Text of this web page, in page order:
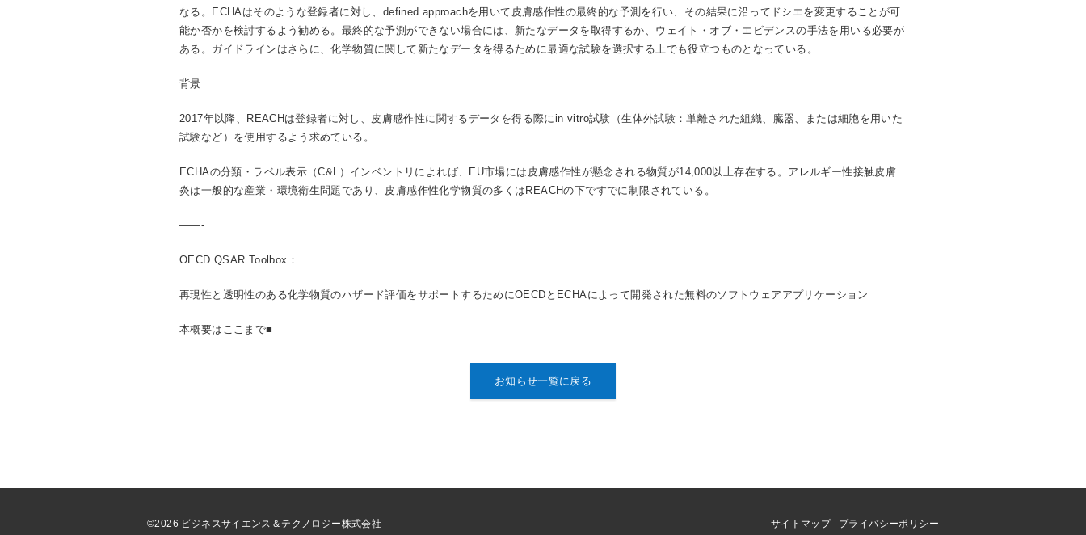
なる。ECHAはそのような登録者に対し、defined approachを用いて皮膚感作性の最終的な予測を行い、その結果に沿ってドシエを変更することが可
能か否かを検討するよう勧める。最終的な予測ができない場合には、新たなデータを取得するか、ウェイト・オブ・エビデンスの手法を用いる必要が
ある。ガイドラインはさらに、化学物質に関して新たなデータを得るために最適な試験を選択する上でも役立つものとなっている。
背景
2017年以降、REACHは登録者に対し、皮膚感作性に関するデータを得る際にin vitro試験（生体外試験：単離された組織、臓器、または細胞を用いた
試験など）を使用するよう求めている。
ECHAの分類・ラベル表示（C&L）インベントリによれば、EU市場には皮膚感作性が懸念される物質が14,000以上存在する。アレルギー性接触皮膚
炎は一般的な産業・環境衛生問題であり、皮膚感作性化学物質の多くはREACHの下ですでに制限されている。
——-
OECD QSAR Toolbox：
再現性と透明性のある化学物質のハザード評価をサポートするためにOECDとECHAによって開発された無料のソフトウェアアプリケーション
本概要はここまで■
お知らせ一覧に戻る
サイトマップ プライバシーポリシー
©2026 ビジネスサイエンス＆テクノロジー株式会社